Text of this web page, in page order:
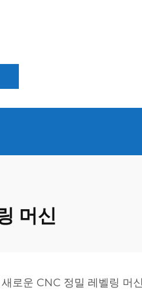
머신
새로운 CNC 정밀 레벨링 머신